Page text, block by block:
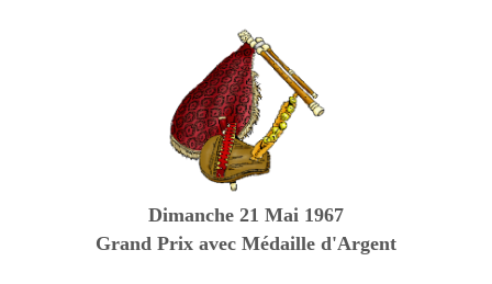
Dimanche 21 Mai 1967
Grand Prix avec Médaille d'Argent